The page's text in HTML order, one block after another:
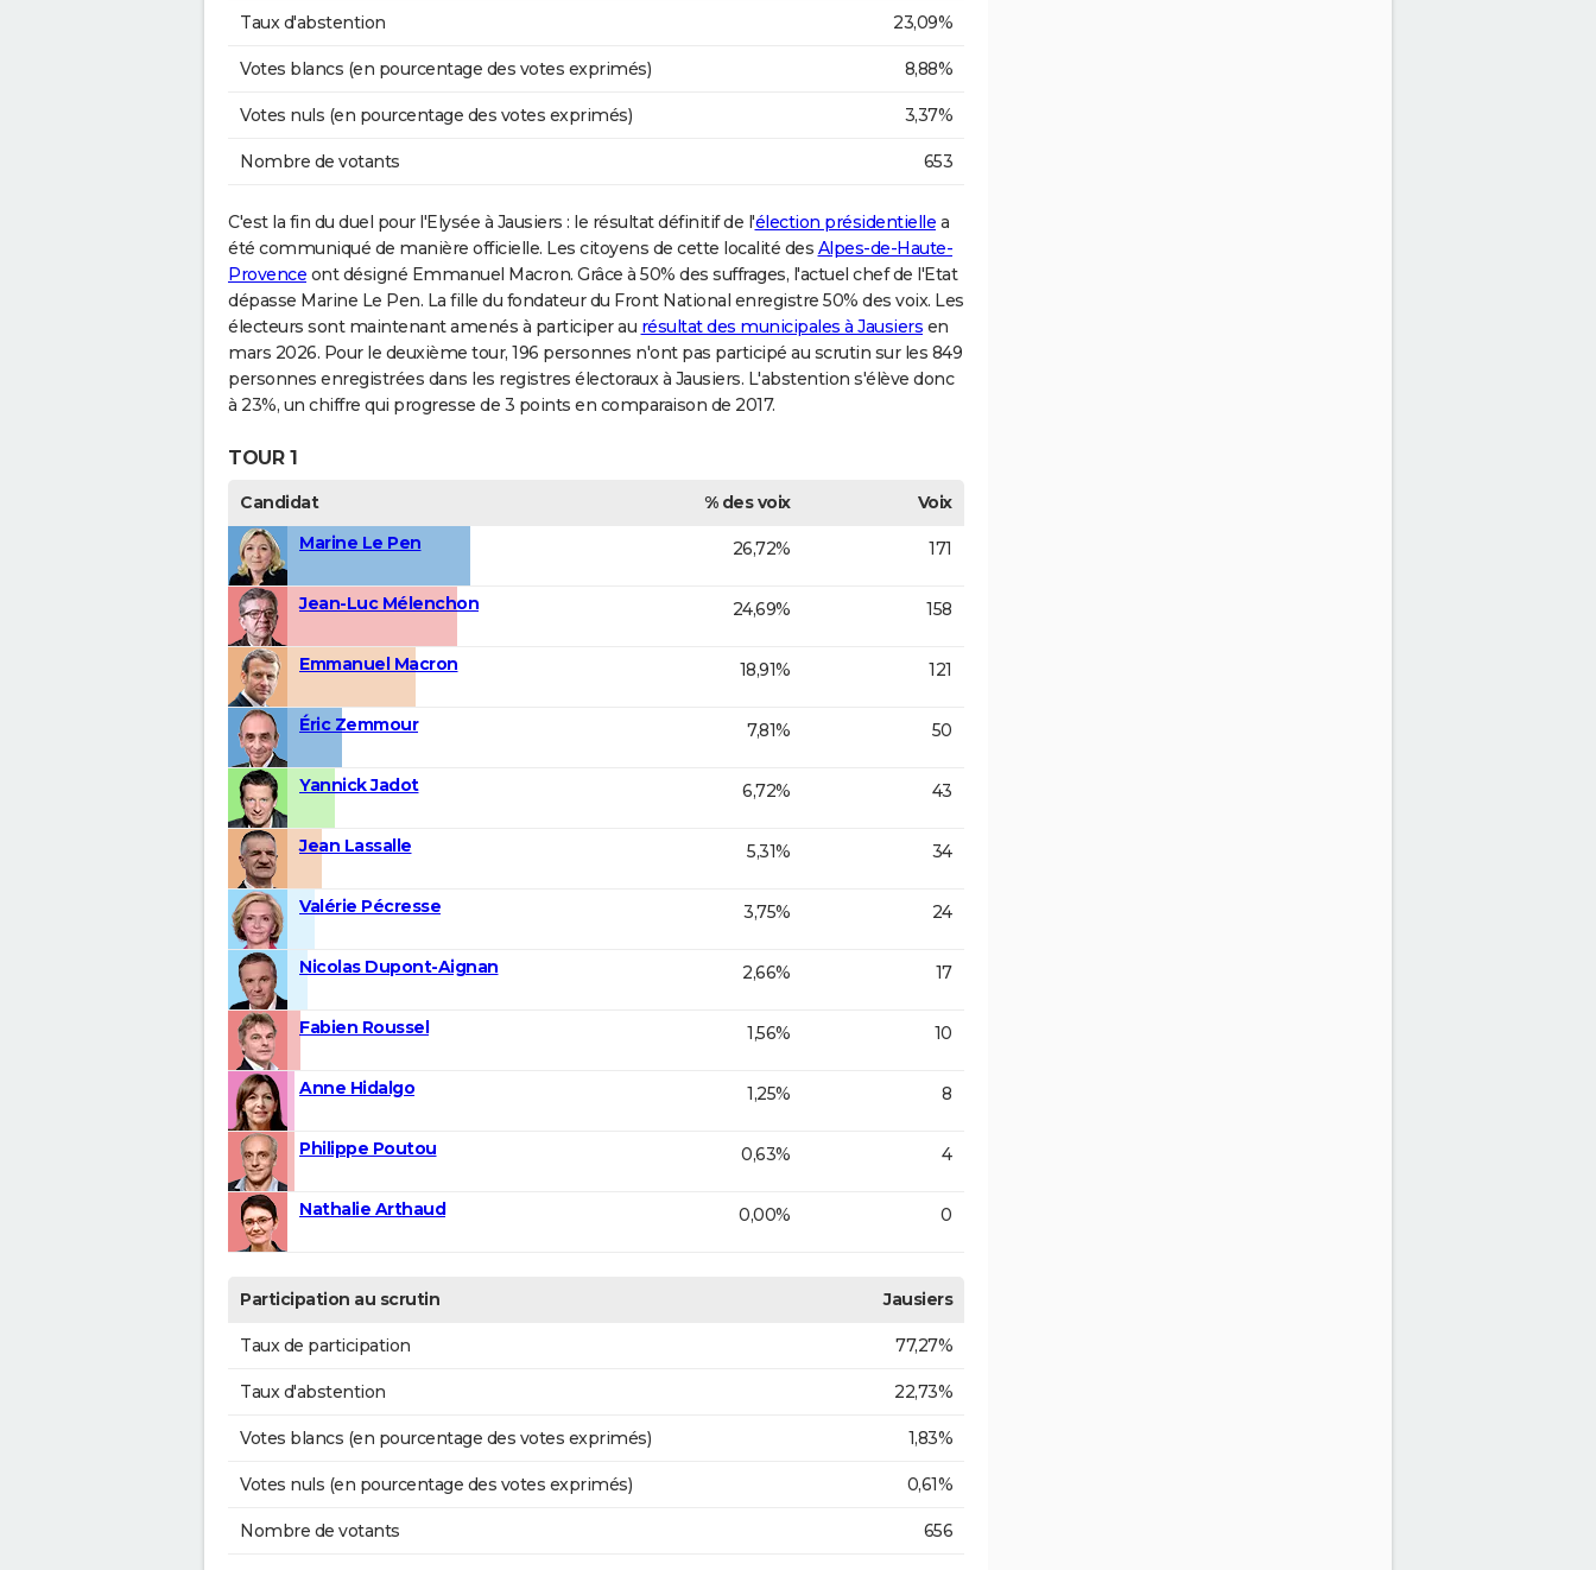
Taux d'abstention 23,09%
Votes blancs (en pourcentage des votes exprimés) 8,88%
Votes nuls (en pourcentage des votes exprimés) 3,37%
Nombre de votants 653
C'est la fin du duel pour l'Elysée à Jausiers : le résultat définitif de l'élection présidentielle a
été communiqué de manière officielle. Les citoyens de cette localité des Alpes-de-Haute-
Provence ont désigné Emmanuel Macron. Grâce à 50% des suffrages, l'actuel chef de l'Etat
dépasse Marine Le Pen. La fille du fondateur du Front National enregistre 50% des voix. Les
électeurs sont maintenant amenés à participer au résultat des municipales à Jausiers en
mars 2026. Pour le deuxième tour, 196 personnes n'ont pas participé au scrutin sur les 849
personnes enregistrées dans les registres électoraux à Jausiers. L'abstention s'élève donc
à 23%, un chiffre qui progresse de 3 points en comparaison de 2017.
TOUR 1
Candidat % des voix
Voix
Marine Le Pen
26,72% 171
Jean-Luc Mélenchon 24,69% 158
Emmanuel Macron 18,91% 121
Éric Zemmour 7,81% 50
Yannick Jadot 6,72% 43
Jean Lassalle 5,31% 34
Valérie Pécresse 3,75% 24
Nicolas Dupont-Aignan 2,66% 17
Fabien Roussel 1,56% 10
Anne Hidalgo 1,25% 8
Philippe Poutou 0,63% 4
Nathalie Arthaud 0,00% 0
Participation au scrutin Jausiers
Taux de participation 77,27%
Taux d'abstention 22,73%
Votes blancs (en pourcentage des votes exprimés) 1,83%
Votes nuls (en pourcentage des votes exprimés) 0,61%
Nombre de votants 656